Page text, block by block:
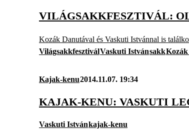
VILÁGSAKKFESZTIVÁL:
Kozák Danutával és Vaskuti Istvánnal is
VilágsakkfesztiválVaskuti Istvánsakk
Kajak-kenu2014.11.07. 19:34
KAJAK-KENU: VASKUTI
Vaskuti Istvánkajak-kenu